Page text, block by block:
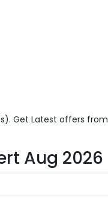
Get Latest offers from
Aug 2026